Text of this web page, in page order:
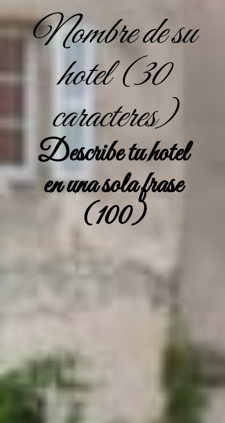
Nombre de su
hotel (30
caracteres)
Describe tu hotel
en una sola frase
(100)